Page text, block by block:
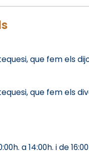
que fem els
que fem els
a 14:00h. i de